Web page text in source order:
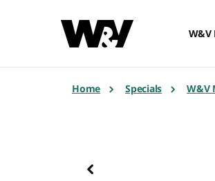
W&V
Home Specials W&V